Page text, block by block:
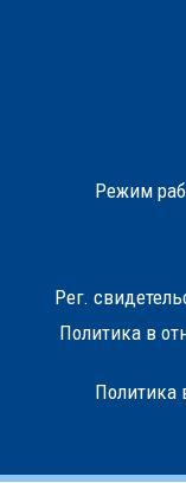
Режим
Рег.
Политика в
Политика